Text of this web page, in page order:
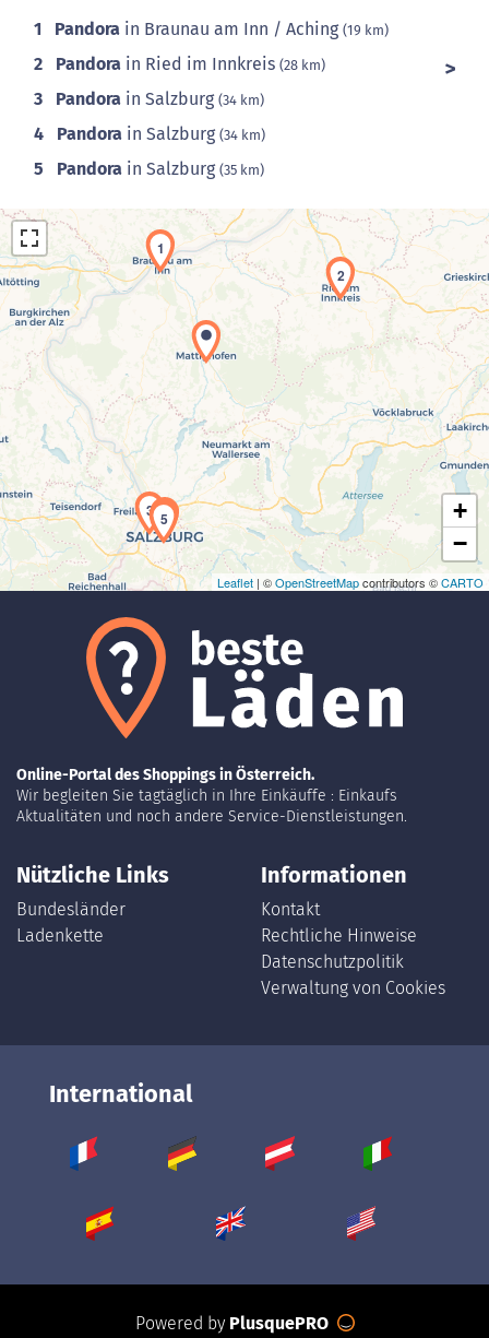
1 Pandora in Braunau am Inn / Aching (19 km)
2 Pandora in Ried im Innkreis (28 km)
3 Pandora in Salzburg (34 km)
4 Pandora in Salzburg (34 km)
5 Pandora in Salzburg (35 km)
Laden der Karte...
1
2
3 4
5
+
−
Leaflet | ©OpenStreetMapcontributors ©CARTO
Online-Portal des Shoppings in Österreich.
Wir begleiten Sie tagtäglich in Ihre Einkäuffe : Einkaufs
Aktualitäten und noch andere Service-Dienstleistungen.
Nützliche Links
Bundesländer
Ladenkette
Informationen
Kontakt
Rechtliche Hinweise
Datenschutzpolitik
Verwaltung von Cookies
International
Powered by PlusquePRO